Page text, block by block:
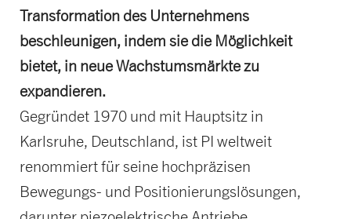
Transformation des Unternehmens
beschleunigen, indem sie die Möglichkeit
bietet, in neue Wachstumsmärkte zu
expandieren.
Gegründet 1970 und mit Hauptsitz in
Karlsruhe, Deutschland, ist PI weltweit
renommiert für seine hochpräzisen
Bewegungs- und Positionierungslösungen,